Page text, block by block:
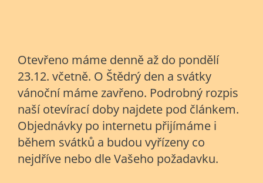
Otevřeno máme denně až do pondělí
23.12. včetně. O Štědrý den a svátky
vánoční máme zavřeno. Podrobný rozpis
naší otevírací doby najdete pod článkem.
Objednávky po internetu přijímáme i
během svátků a budou vyřízeny co
nejdříve nebo dle Vašeho požadavku.